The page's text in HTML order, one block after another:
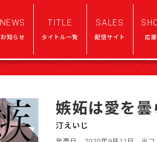
NEWS
お知らせ
TITLE
タイトル一覧
SALES
配信サイト 応
嫉妬は愛を
汀えいじ